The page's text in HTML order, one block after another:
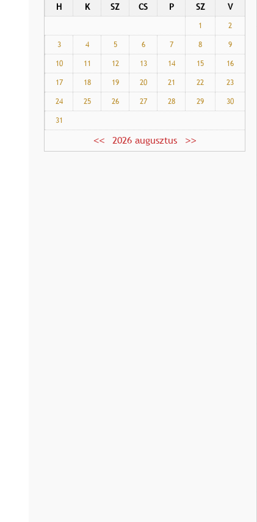
H K SZ CS P SZ
V
1
2
3
4 5 6 7 8
9
10
11 12 13 14 15
16
17
18 19 20 21 22
23
24
25 26 27 28 29
30
31
2026 augusztus